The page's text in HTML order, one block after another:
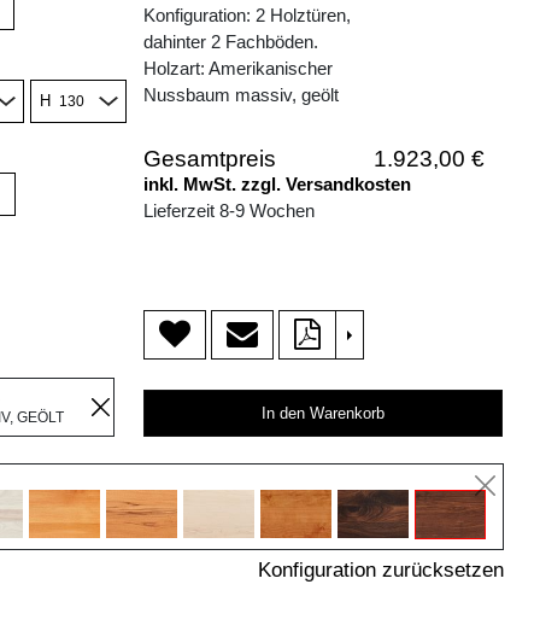
H
GEÖLT
Konfiguration: 2 Holztüren,
dahinter 2 Fachböden.
Holzart: Amerikanischer
Nussbaum massiv, geölt
Gesamtpreis 1.923,00 €
inkl. MwSt. zzgl. Versandkosten
Lieferzeit 8-9 Wochen
>
In den Warenkorb
Konfiguration zurücksetzen